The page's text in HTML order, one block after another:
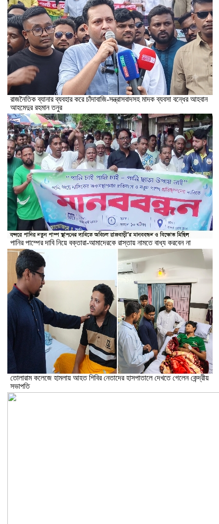
রাজনৈতিক ব্যানার ব্যবহার করে চাঁদাবাজি-সন্ত্রাসবাদসহ মাদক ব্যবসা বন্ধের আহবান
আহমেদুর রহমান তনুর
পানির পাম্পের দাবি নিয়ে বক্তারা-আমাদেরকে রাস্তায় নামতে বাধ্য করবেন না
তোলারাম কলেজে হামলায় আহত শিবির নেতাদের হাসপাতালে দেখতে গেলেন কেন্দ্রীয়
সভাপতি